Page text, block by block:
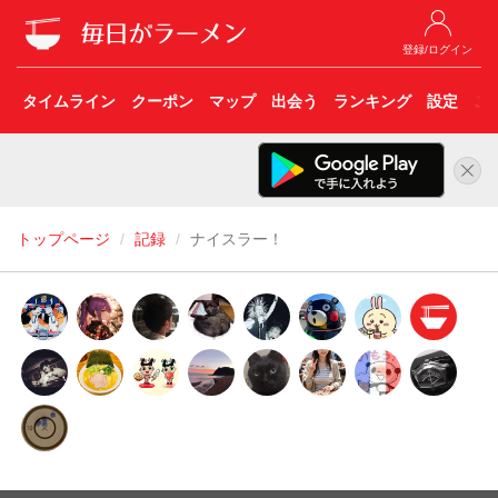
登録/ログイン
タイムライン クーポン マップ 出会う ランキング 設定 こ
トップページ 記録 ナイスラー！